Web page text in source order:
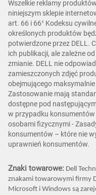
Wszelkie reklamy
niniejszym sklepie
art. 66 i 66¹ Kodeksu
określonych produktów
potwierdzone przez DELL.
ich publikacji, ale zależne
zmianie. DELL nie
zamieszczonych zdjęć
obejmującego
Zastosowanie mają
dostępne pod
w przypadku
osobami fizycznymi -
konsumentów – które nie
uprawnień konsumentów.
Znaki towarowe: Dell
znakami towarowymi firmy
Microsoft i Windows są